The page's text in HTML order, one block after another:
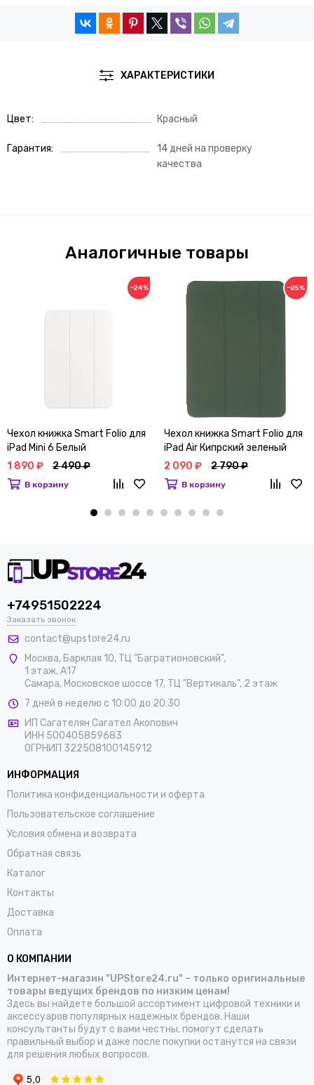
ХАРАКТЕРИСТИКИ
Цвет Красный
Гарантия
14 дней на проверку
качества
Аналогичные товары
−24%
Чехол книжка Smart Folio для
iPad Mini 6 Белый
1 890 ₽
2 490 ₽
В корзину
−25%
Чехол книжка Smart Folio для
iPad Air Кипрский зеленый
2 090 ₽
2 790 ₽
В корзину
+74951502224
Заказать звонок
contact@upstore24.ru
Москва, Барклая 10, ТЦ "Багратионовский",
1 этаж, А17
Самара, Московское шоссе 17, ТЦ "Вертикаль", 2 этаж
7 дней в неделю с 10:00 до 20:30
ИП Сагателян Сагател Акопович
ИНН 500405859683
ОГРНИП 322508100145912
ИНФОРМАЦИЯ
Политика конфиденциальности и оферта
Пользовательское соглашение
Условия обмена и возврата
Обратная связь
Каталог
Контакты
Доставка
Оплата
О КОМПАНИИ
Интернет-магазин "UPStore24.ru" – только оригинальные
товары ведущих брендов по низким ценам!
Здесь вы найдете большой ассортимент цифровой техники и
аксессуаров популярных надежных брендов. Наши
консультанты будут с вами честны, помогут сделать
правильный выбор и даже после покупки останутся на связи
для решения любых вопросов.